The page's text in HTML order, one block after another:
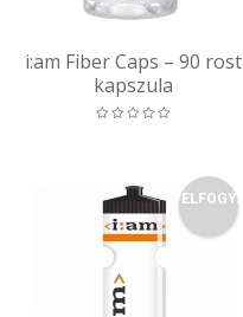
i:am Fiber Caps – 90 rost
kapszula
ELFOGY.